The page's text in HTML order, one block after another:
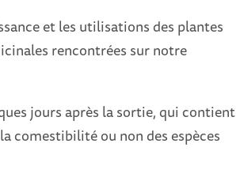
et les utilisations des plantes
rencontrées sur notre
jours après la sortie, qui contient
comestibilité ou non des espèces